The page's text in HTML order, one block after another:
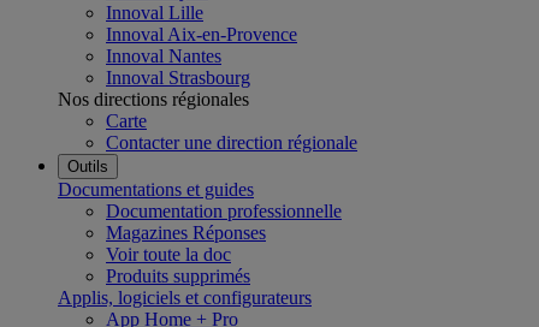
Innoval Lille
Innoval Aix-en-Provence
Innoval Nantes
Innoval Strasbourg
Nos directions régionales
Carte
Contacter une direction régionale
Outils
Documentations et guides
Documentation professionnelle
Magazines Réponses
Voir toute la doc
Produits supprimés
Applis, logiciels et configurateurs
App Home + Pro